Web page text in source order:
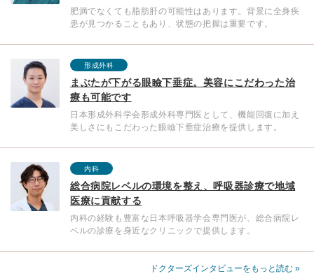
肥満でなくても脂肪肝の可能性はあります。背景に全身疾
患が見つかることもあり、状態の把握は重要です。
形成外科
まぶたが下がる眼瞼下垂症。美容にこだわった治
療も可能です
日本形成外科学会形成外科専門医として、機能回復に加え
美しさにもこだわった眼瞼下垂症治療を提供します。
内科
総合病院レベルの環境を整え、呼吸器診療で地域
医療に貢献する
内科の経験も豊富な日本呼吸器学会専門医が、総合病院レ
ベルの診療を身近なクリニックで提供します。
ドクターズインタビューをもっと読む »